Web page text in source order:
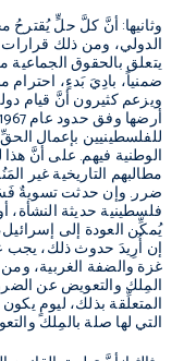
وثانيها: أنَّ كلَّ حلٍّ يُقترحُ
الدولي، ومن ذلك قرارات
يتعلق بالحقوق الجماعية
ضمنياً، بادِيَ بَدءٍ،
ويزعم كثيرون أنَّ قيام
للفلسطينيين بإعمال
الوطنية فيهم. على أنَّ
مطالبهم التاريخية غير
ضرر. وإن حدثت تسويةٌ
فلسطينية حديثة النشأة،
يُمكِّن العودة إلى
إن أُرِيدَ حدوث ذلك، يجب
غزة والضفة الغربية،
المِلك والتعويض عن
المتعلِّقة بذلك، ليومٍ
التي لها صلة بالمِلك